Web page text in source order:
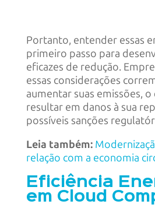
Portanto, entender essas
primeiro passo para
eficazes de redução.
essas considerações
aumentar suas emissões,
resultar em danos à sua
possíveis sanções
Leia também:
relação com a economia
Eficiência
em Cloud